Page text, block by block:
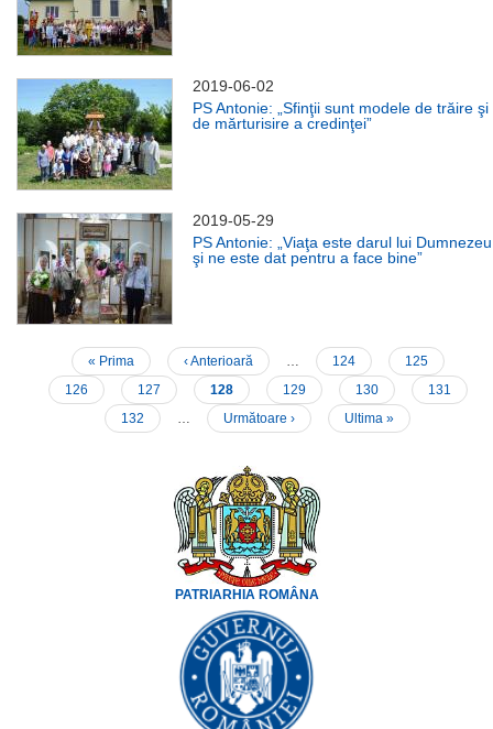
2019-06-02
PS Antonie: „Sfinţii sunt modele de trăire şi
de mărturisire a credinţei”
2019-05-29
PS Antonie: „Viaţa este darul lui Dumnezeu
şi ne este dat pentru a face bine”
Paginare
Prima
pagină
« Prima
Pagina
anterioară
‹ Anterioară … Page
124 Page
125
Page
126 Page
127
Pagina
curentă
128 Page
129 Page
130 Page
131
Page
132 …
Pagina
următoare
Următoare ›
Ultima
pagină
Ultima »
PATRIARHIA ROMÂNA